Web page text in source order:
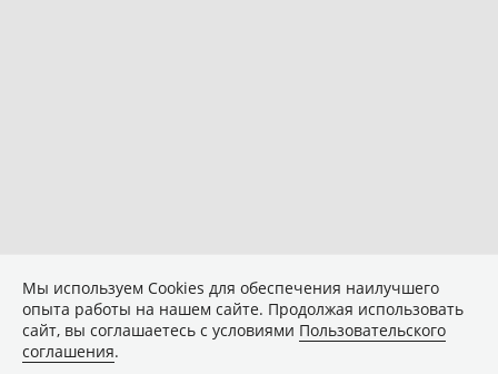
Мы используем Сookies для обеспечения наилучшего
опыта работы на нашем сайте. Продолжая использовать
сайт, вы соглашаетесь с условиями Пользовательского
соглашения.